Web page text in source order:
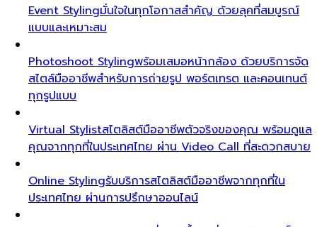
Event Stylingมั่นใจในทุกโอกาสสำคัญ ด้วยลุคที่สมบูรณ์
แบบและเหมาะสม
Photoshoot Stylingพร้อมเสมอหน้ากล้อง ด้วยบริการจัด
สไตล์มืออาชีพสำหรับการถ่ายรูป พอร์ตเทรต และคอนเทนต์
ทุกรูปแบบ
Virtual Stylistสไตลิสต์มืออาชีพตัวจริงของคุณ พร้อมดูแล
คุณจากทุกที่ในประเทศไทย ผ่าน Video Call ที่สะดวกสบาย
Online Stylingรับบริการสไตลิสต์มืออาชีพจากทุกที่ใน
ประเทศไทย ผ่านการปรึกษาออนไลน์